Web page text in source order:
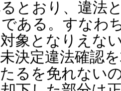
とおり、違法
ある。すなわ
象となりえな
決定違法確認
るを免れない